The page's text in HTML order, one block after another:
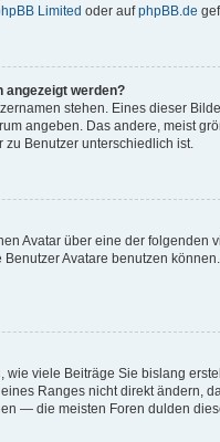
Limited oder aufphpBB.de
angezeigt werden?
stehen. Eines dieser
angeben. Das andere, meist
Benutzer unterschiedlich ist.
Avatar über eine der
Avatare benutzen
viele Beiträge Sie bislang
Ranges nicht direkt ändern,
— die meisten Foren dulden